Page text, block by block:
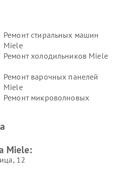
Ремонт стиральных машин
Miele
Ремонт холодильников Miele
Ремонт варочных панелей
Miele
Ремонт микроволновых
пылесосов Miele
Miele:
12